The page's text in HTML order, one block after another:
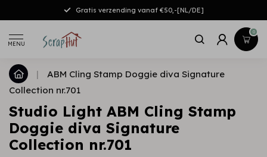
Gratis verzending vanaf €50,-[NL/DE]
MENU
0
|
ABM Cling Stamp Doggie diva Signature
Collection nr.701
Studio Light ABM Cling Stamp
Doggie diva Signature
Collection nr.701